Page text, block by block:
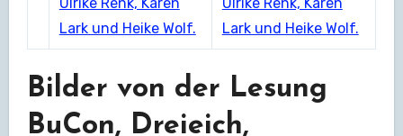
Bilder von der Lesung
BuCon, Dreieich,